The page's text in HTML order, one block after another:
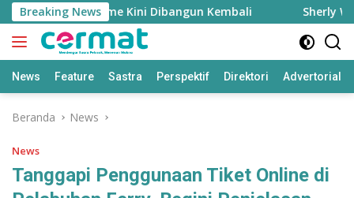
Langsung
ke
konten
Breaking News
Takome Kini Dibangun Kembali Sherly
News Feature Sastra Perspektif Direktori Advertorial
Beranda News
News
Tanggapi Penggunaan Tiket Online di